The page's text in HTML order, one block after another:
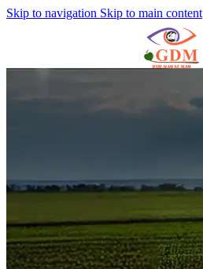
Skip to navigation Skip to main content